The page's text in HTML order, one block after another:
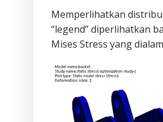
Memperlihatkan
“legend” diperlihatkan
Mises Stress yang